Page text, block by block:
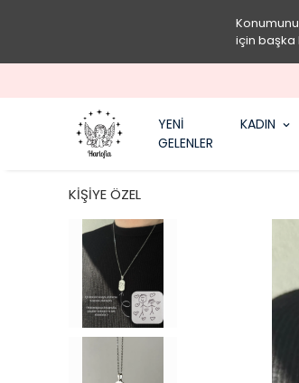
için başka
YENİ
GELENLER
KADIN
KİŞİYE ÖZEL